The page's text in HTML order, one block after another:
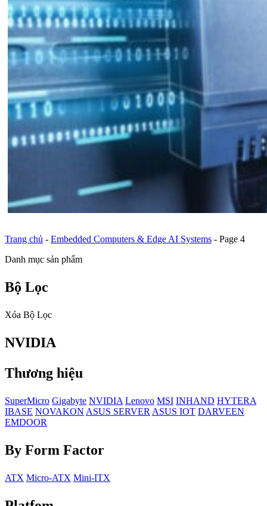
Trang chủ - Embedded Computers & Edge AI Systems - Page 4
Danh mục sản phẩm
Bộ Lọc
Xóa Bộ Lọc
NVIDIA
Thương hiệu
SuperMicro Gigabyte NVIDIA Lenovo MSI INHAND HYTERA
IBASE NOVAKON ASUS SERVER ASUS IOT DARVEEN
EMDOOR
By Form Factor
ATX Micro-ATX Mini-ITX